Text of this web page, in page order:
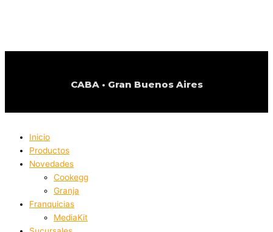
CABA • Gran Buenos Aires
Inicio
Productos
Novedades
Cookegg
Granja
Franquicias
MediaKit